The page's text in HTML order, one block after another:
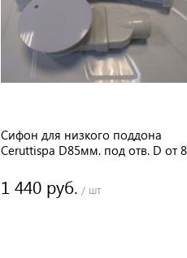
Сифон для низкого поддона
Ceruttispa D85мм. под отв. D от
Ceruttispa
1 440 руб. / шт